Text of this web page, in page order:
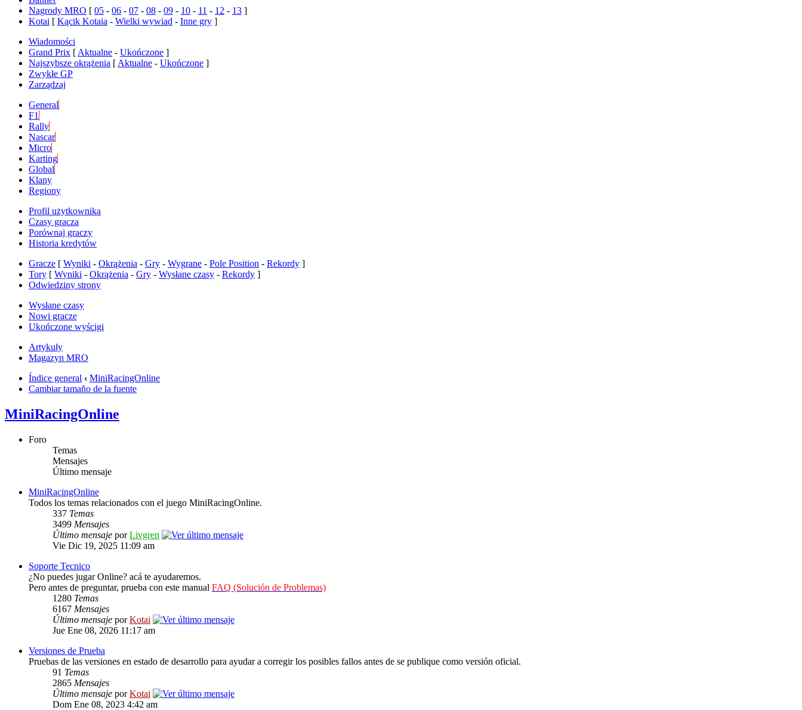
Nagrody MRO [ 05 - 06 - 07 - 08 - 09 - 10 - 11 - 12 - 13 ]
Kotai [ Kącik Kotaia - Wielki wywiad - Inne gry ]
Wiadomości
Grand Prix [ Aktualne - Ukończone ]
Najszybsze okrążenia [ Aktualne - Ukończone ]
Zwykłe GP
Zarządzaj
General
F1
Rally
Nascar
Micro
Karting
Global
Klany
Regiony
Profil użytkownika
Czasy gracza
Porównaj graczy
Historia kredytów
Gracze [ Wyniki - Okrążenia - Gry - Wygrane - Pole Position - Rekordy ]
Tory [ Wyniki - Okrążenia - Gry - Wysłane czasy - Rekordy ]
Odwiedziny strony
Wysłane czasy
Nowi gracze
Ukończone wyścigi
Artykuły
Magazyn MRO
Índice general ‹ MiniRacingOnline
Cambiar tamaño de la fuente
MiniRacingOnline
Foro
Temas
Mensajes
Último mensaje
MiniRacingOnline
Todos los temas relacionados con el juego MiniRacingOnline.
337 Temas
3499 Mensajes
Último mensaje porLivgren
Vie Dic 19, 2025 11:09 am
Soporte Tecnico
¿No puedes jugar Online? acá te ayudaremos.
Pero antes de preguntar, prueba con este manual FAQ (Solución de Problemas)
1280 Temas
6167 Mensajes
Último mensaje porKotai
Jue Ene 08, 2026 11:17 am
Versiones de Prueba
Pruebas de las versiones en estado de desarrollo para ayudar a corregir los posibles fallos antes de se publique como versión oficial.
91 Temas
2865 Mensajes
Último mensaje porKotai
Dom Ene 08, 2023 4:42 am